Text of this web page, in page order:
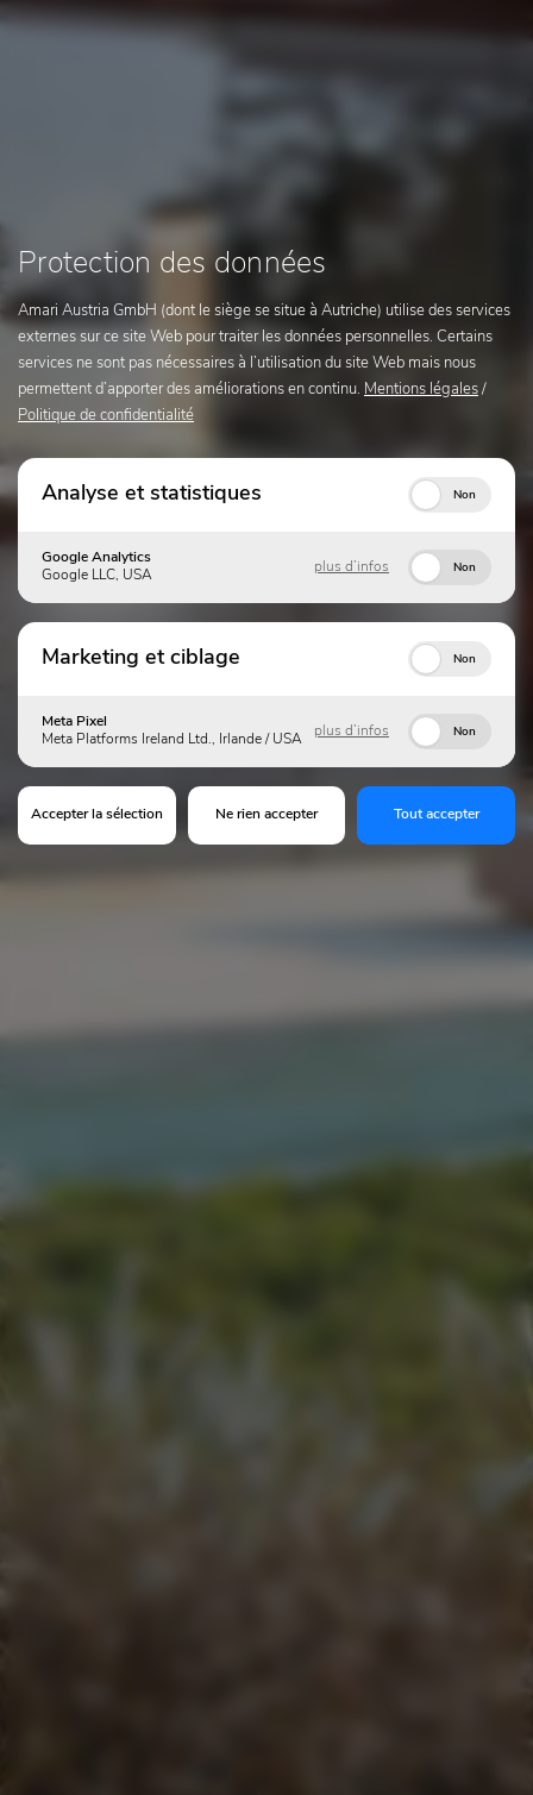
Protection des données
Amari Austria GmbH (dont le siège se situe à Autriche) utilise des services
externes sur ce site Web pour traiter les données personnelles. Certains
services ne sont pas nécessaires à l’utilisation du site Web mais nous
permettent d’apporter des améliorations en continu. Mentions légales /
Politique de confidentialité
Analyse et statistiques Non
Google Analytics
Google LLC, USA
plus d’infos Non
Marketing et ciblage Non
Meta Pixel
Meta Platforms Ireland Ltd., Irlande / USA
plus d’infos Non
Accepter la sélection Ne rien accepter Tout accepter